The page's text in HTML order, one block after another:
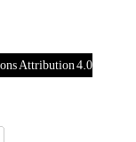
Attribution 4.0